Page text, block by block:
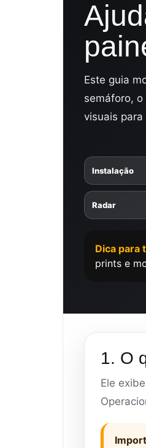
Este guia
semáforo,
visuais
Instalação
Radar
Dica para
prints e
1. O
Ele